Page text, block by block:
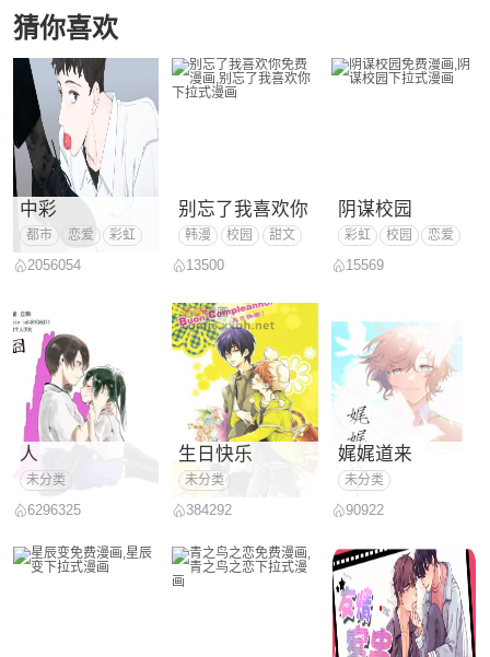
猜你喜欢
中彩
都市 恋爱 彩虹
2056054
别忘了我喜欢你
韩漫 校园
甜文
清水
13500
阴谋校园
彩虹 校园 恋爱
15569
人
未分类
6296325
生日快乐
未分类
384292
娓娓道来
未分类
90922